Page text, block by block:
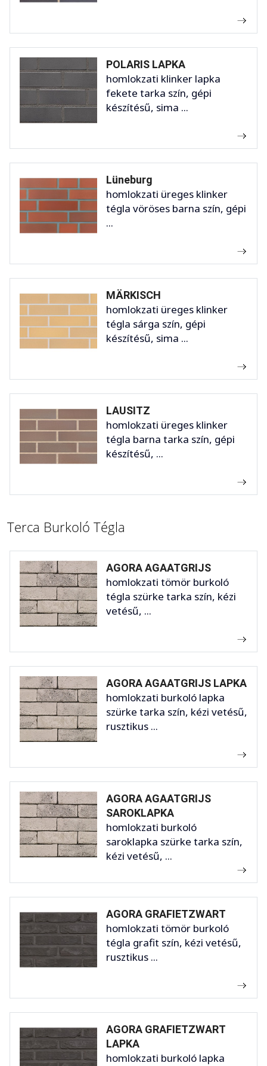
POLARIS LAPKA
homlokzati klinker lapka
fekete tarka szín, gépi
készítésű, sima ...
Lüneburg
homlokzati üreges klinker
tégla vöröses barna szín, gépi
...
MÄRKISCH
homlokzati üreges klinker
tégla sárga szín, gépi
készítésű, sima ...
LAUSITZ
homlokzati üreges klinker
tégla barna tarka szín, gépi
készítésű, ...
Terca Burkoló Tégla
AGORA AGAATGRIJS
homlokzati tömör burkoló
tégla szürke tarka szín, kézi
vetésű, ...
AGORA AGAATGRIJS LAPKA
homlokzati burkoló lapka
szürke tarka szín, kézi vetésű,
rusztikus ...
AGORA AGAATGRIJS
SAROKLAPKA
homlokzati burkoló
saroklapka szürke tarka szín,
kézi vetésű, ...
AGORA GRAFIETZWART
homlokzati tömör burkoló
tégla grafit szín, kézi vetésű,
rusztikus ...
AGORA GRAFIETZWART
LAPKA
homlokzati burkoló lapka